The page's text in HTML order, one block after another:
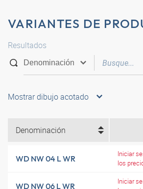
VARIANTES DE
Resultados
Mostrar dibujo acotado
Denominación
WD NW 04 L WR
Iniciar
los
WD NW 06 L WR
Iniciar